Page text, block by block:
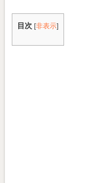
目次 [非表示]